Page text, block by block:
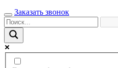
Заказать звонок